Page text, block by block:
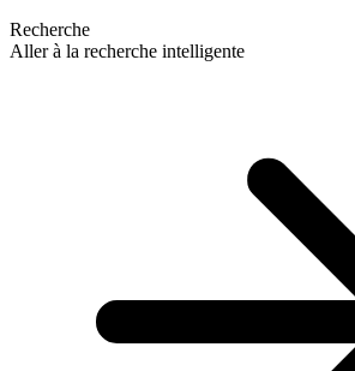
Recherche
Aller à la recherche intelligente